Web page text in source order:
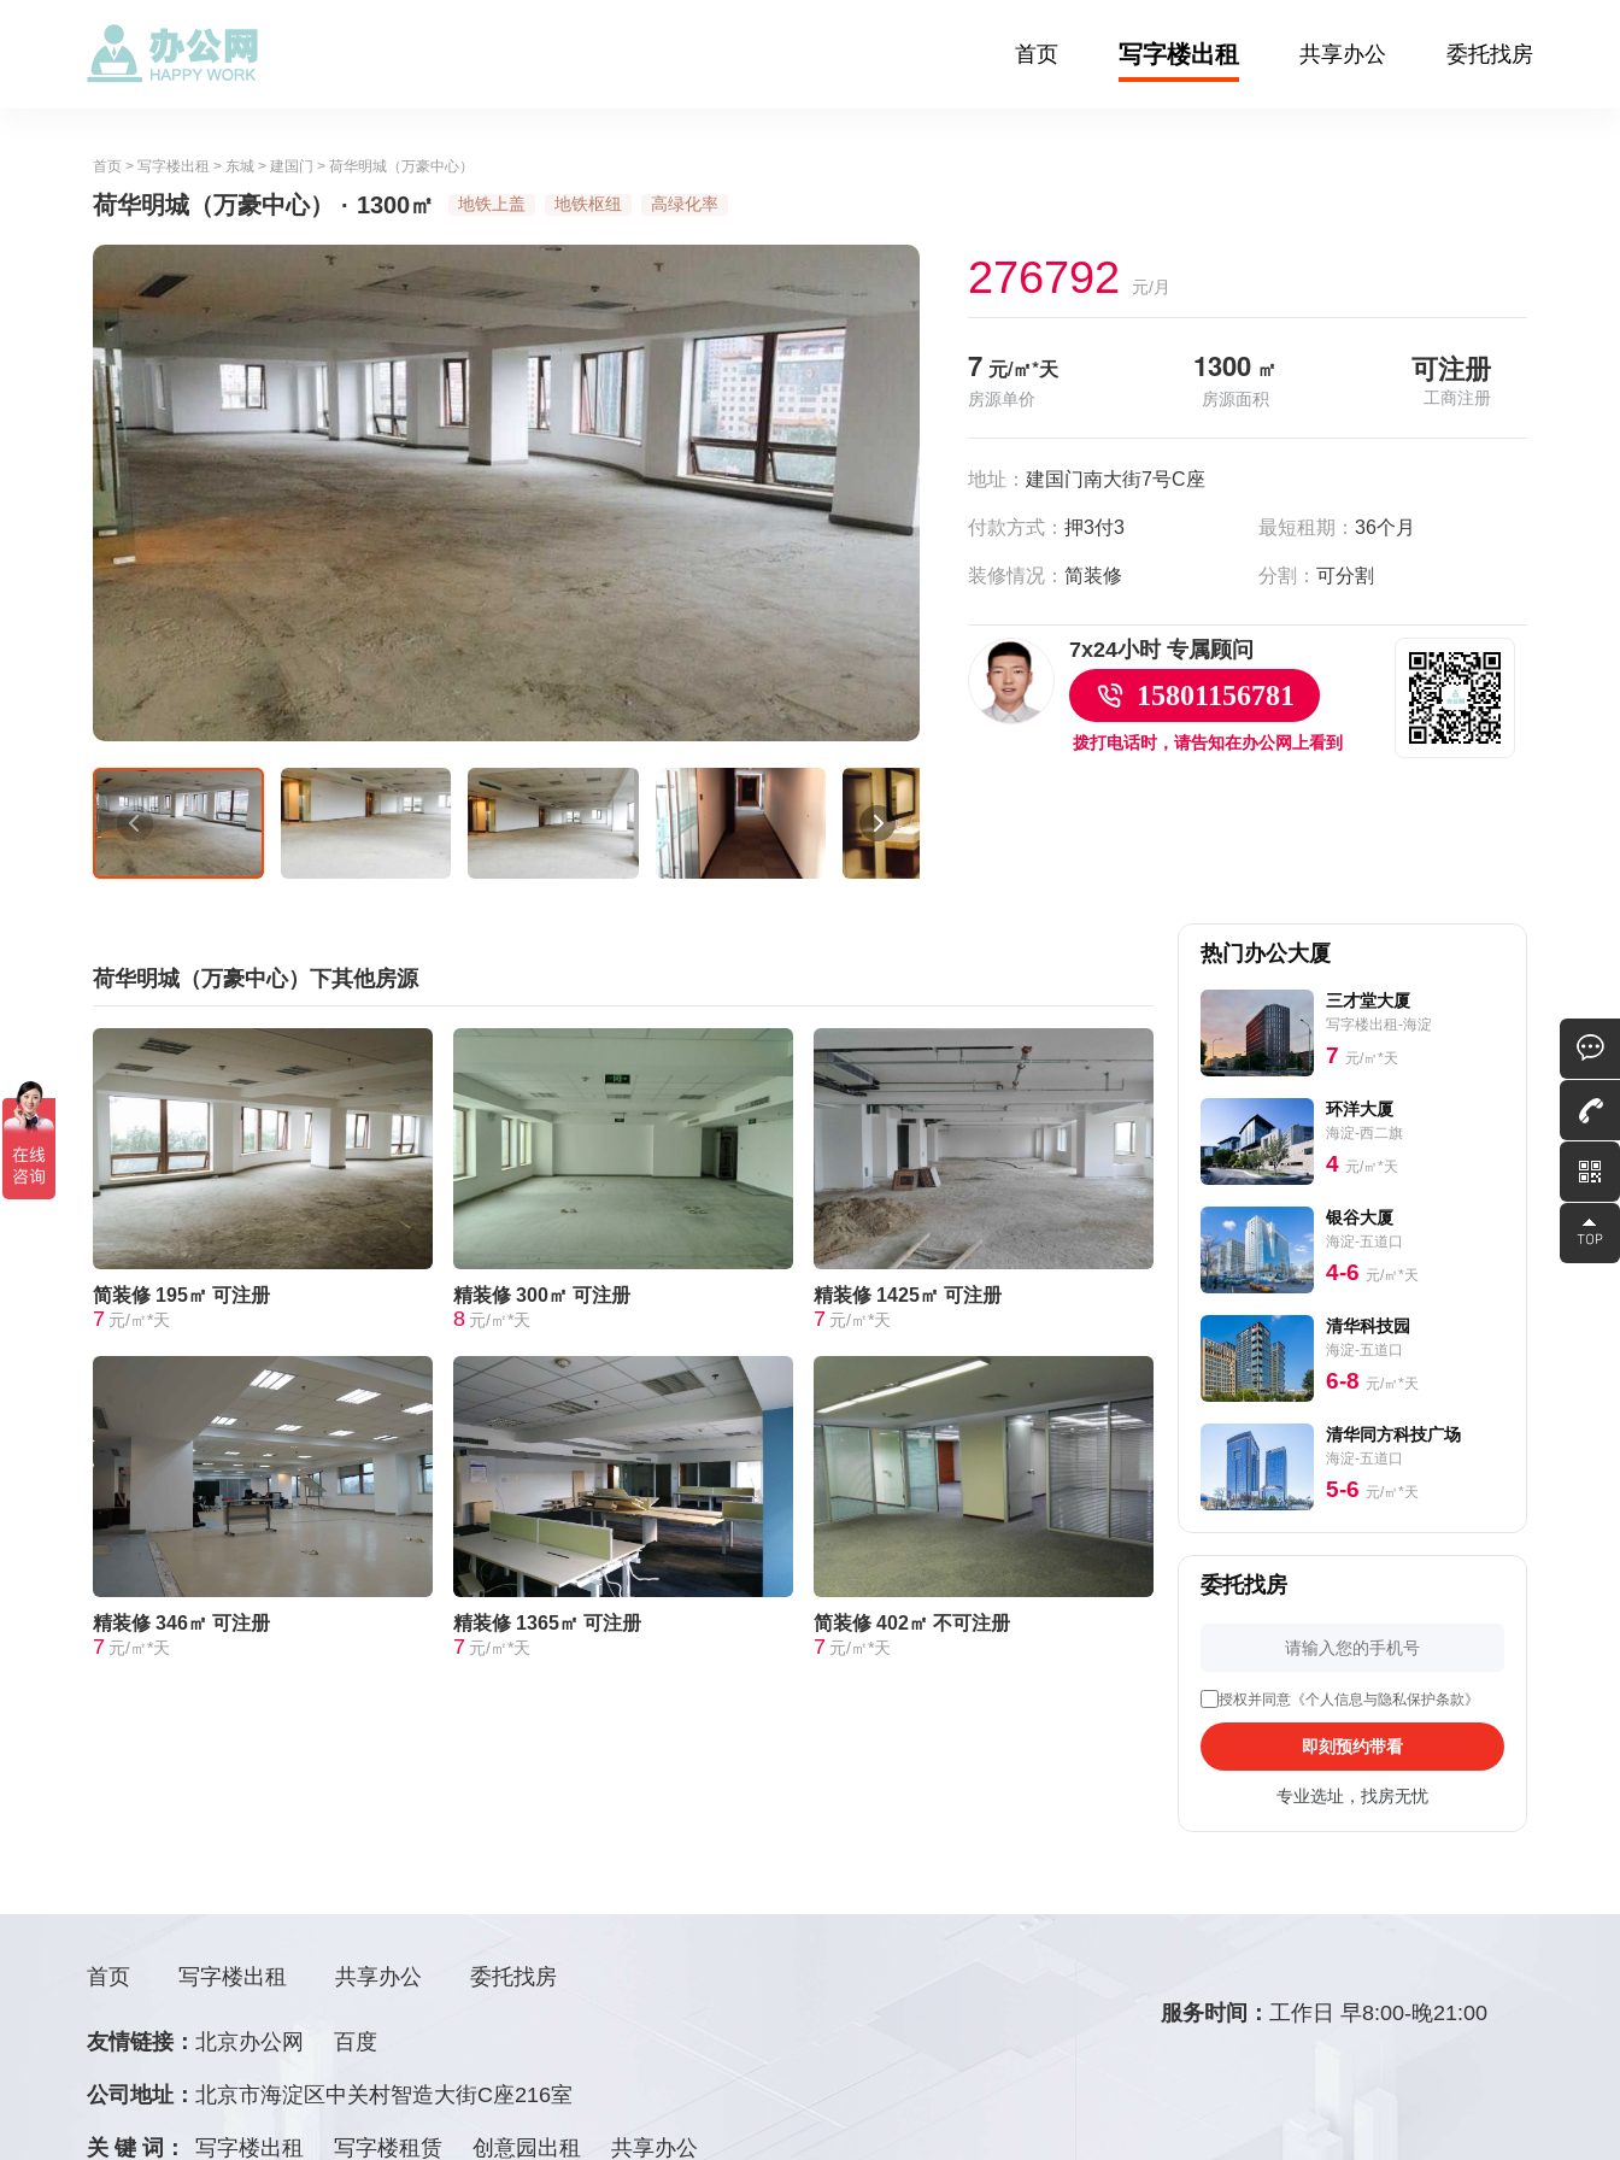
首页 写字楼出租 共享办公 委托找房
首页 > 写字楼出租 > 东城 > 建国门 > 荷华明城（万豪中心）
荷华明城（万豪中心） · 1300㎡ 地铁上盖 地铁枢纽 高绿化率
276792 元/月
7 元/㎡*天
房源单价
1300 ㎡
房源面积
可注册
工商注册
地址： 建国门南大街7号C座
付款方式： 押3付3 最短租期：36个月
装修情况： 简装修 分割：可分割
7x24小时 专属顾问
15801156781
拨打电话时，请告知在办公网上看到
荷华明城（万豪中心）下其他房源
简装修 195㎡ 可注册
7 元/㎡*天
精装修 300㎡ 可注册
8 元/㎡*天
精装修 1425㎡ 可注册
7 元/㎡*天
精装修 346㎡ 可注册
7 元/㎡*天
精装修 1365㎡ 可注册
7 元/㎡*天
简装修 402㎡ 不可注册
7 元/㎡*天
热门办公大厦
三才堂大厦
写字楼出租-海淀
7 元/㎡*天
环洋大厦
海淀-西二旗
4 元/㎡*天
银谷大厦
海淀-五道口
4-6 元/㎡*天
清华科技园
海淀-五道口
6-8 元/㎡*天
清华同方科技广场
海淀-五道口
5-6 元/㎡*天
委托找房
授权并同意《个人信息与隐私保护条款》
即刻预约带看
专业选址，找房无忧
首页 写字楼出租 共享办公 委托找房
友情链接： 北京办公网 百度
公司地址： 北京市海淀区中关村智造大街C座216室
关 键 词： 写字楼出租 写字楼租赁 创意园出租 共享办公
服务时间：工作日 早8:00-晚21:00